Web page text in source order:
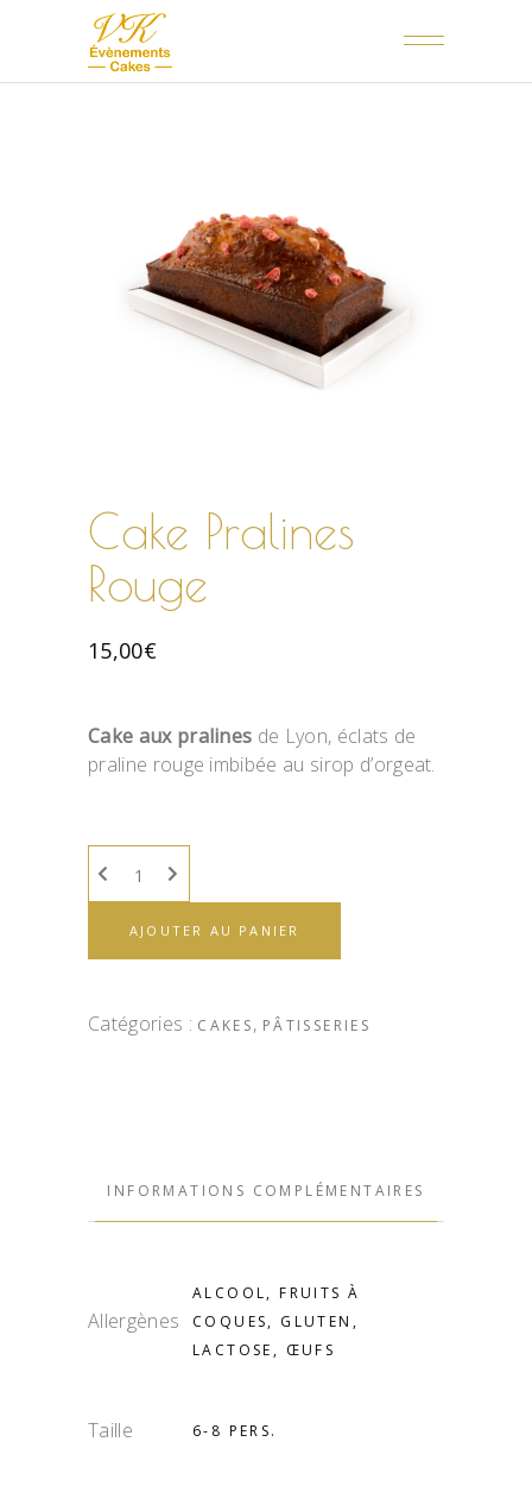
Cake Pralines
Rouge
15,00€
Cake aux pralines de Lyon, éclats de
praline rouge imbibée au sirop d’orgeat.
AJOUTER AU PANIER
Catégories : CAKES, PÂTISSERIES
INFORMATIONS COMPLÉMENTAIRES
Allergènes
ALCOOL, FRUITS À
COQUES, GLUTEN,
LACTOSE, ŒUFS
Taille 6-8 PERS.